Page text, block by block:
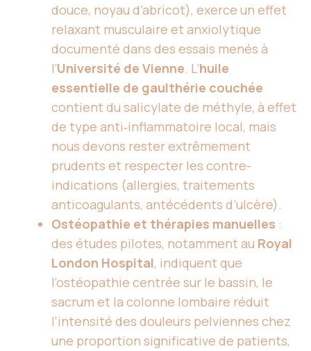
douce, noyau d’abricot), exerce un effet
relaxant musculaire et anxiolytique
documenté dans des essais menés à
l’Université de Vienne. L’huile
essentielle de gaulthérie couchée
contient du salicylate de méthyle, à effet
de type anti‑inflammatoire local, mais
nous devons rester extrêmement
prudents et respecter les contre-
indications (allergies, traitements
anticoagulants, antécédents d’ulcère).
Ostéopathie et thérapies manuelles :
des études pilotes, notamment au Royal
London Hospital, indiquent que
l’ostéopathie centrée sur le bassin, le
sacrum et la colonne lombaire réduit
l’intensité des douleurs pelviennes chez
une proportion significative de patients,